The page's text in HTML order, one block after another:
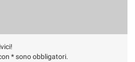
la tua richiesta
* sono obbligatori.